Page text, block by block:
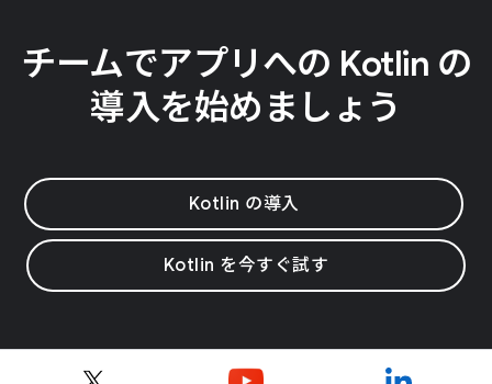
チームでアプリへの Kotlin の
導入を始めましょう
Kotlin の導入
Kotlin を今すぐ試す